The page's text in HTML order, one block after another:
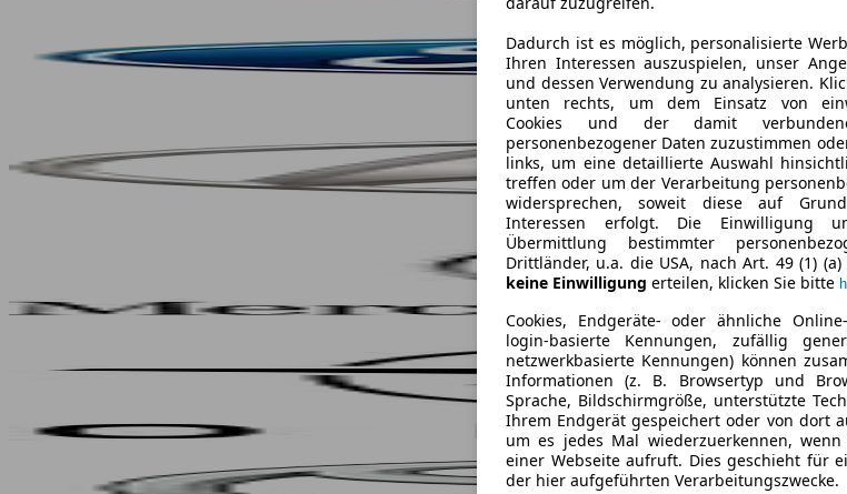
Dadurch ist es möglich, personalisierte
Ihren Interessen auszuspielen, unser
und dessen Verwendung zu analysieren.
unten rechts, um dem Einsatz von
Cookies und der damit
personenbezogener Daten zuzustimmen
links, um eine detaillierte Auswahl
treffen oder um der Verarbeitung
widersprechen, soweit diese auf
Interessen erfolgt. Die Einwilligung
Übermittlung bestimmter
Drittländer, u.a. die USA, nach Art. 49 (1) (a)
keine Einwilligung erteilen, klicken Sie bitte
Cookies, Endgeräte- oder ähnliche
login-basierte Kennungen, zufällig
netzwerkbasierte Kennungen) können
Informationen (z. B. Browsertyp und
Sprache, Bildschirmgröße, unterstützte
Ihrem Endgerät gespeichert oder von dort
um es jedes Mal wiederzuerkennen,
einer Webseite aufruft. Dies geschieht für
der hier aufgeführten Verarbeitungszwecke.